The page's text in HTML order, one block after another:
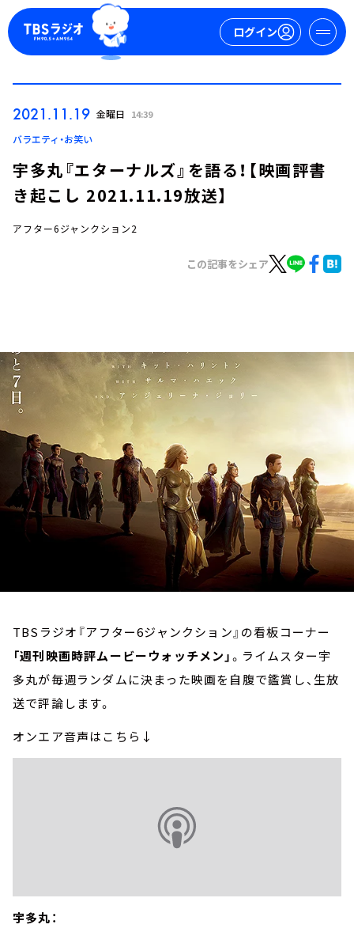
ログイン
ログイン
お知らせ
イベント・グッズ
YouTube
会社情報
2021.11.19 金曜日 14:39
バラエティ・お笑い
宇多丸『エターナルズ』を語る！【映画評書
き起こし 2021.11.19放送】
アフター6ジャンクション2
この記事をシェア
TBSラジオ『アフター6ジャンクション』の看板コーナー
「週刊映画時評ムービーウォッチメン」。ライムスター宇
多丸が毎週ランダムに決まった映画を自腹で鑑賞し、生放
送で評論します。
オンエア音声はこちら↓
宇多丸：